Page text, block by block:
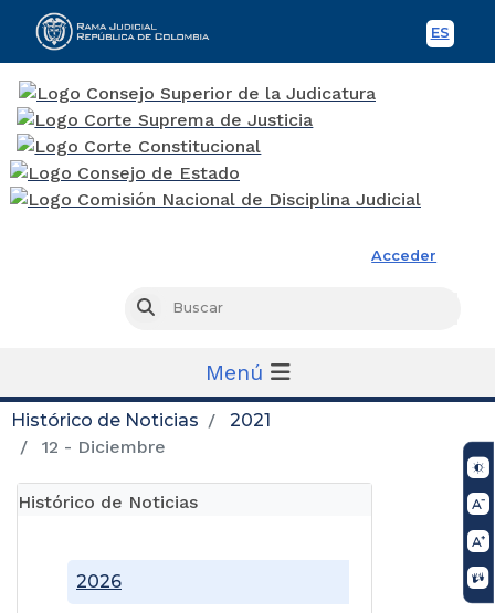
ES
Acceder
Buscar
Menú
Histórico de Noticias
2021
12 - Diciembre
Histórico de Noticias
2026